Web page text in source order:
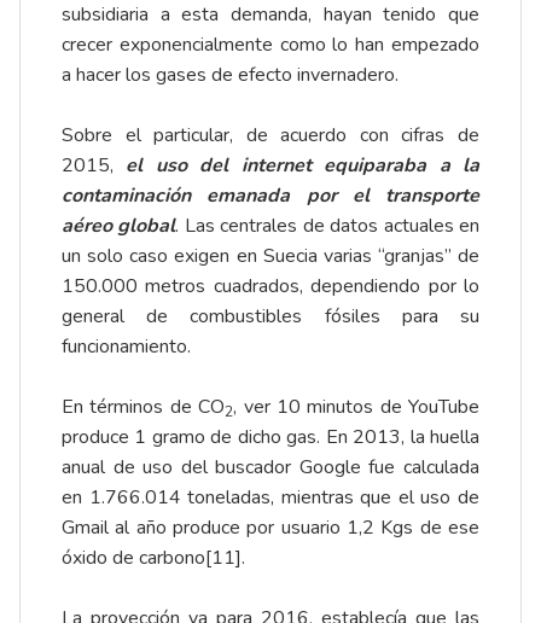
subsidiaria a esta demanda, hayan tenido que
crecer exponencialmente como lo han empezado
a hacer los gases de efecto invernadero.
Sobre el particular, de acuerdo con cifras de
2015, el uso del internet equiparaba a la
contaminación emanada por el transporte
aéreo global. Las centrales de datos actuales en
un solo caso exigen en Suecia varias “granjas” de
150.000 metros cuadrados, dependiendo por lo
general de combustibles fósiles para su
funcionamiento.
En términos de CO2, ver 10 minutos de YouTube
produce 1 gramo de dicho gas. En 2013, la huella
anual de uso del buscador Google fue calculada
en 1.766.014 toneladas, mientras que el uso de
Gmail al año produce por usuario 1,2 Kgs de ese
óxido de carbono[11].